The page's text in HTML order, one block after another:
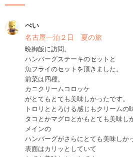
ぺい
名古屋一泊２日 夏の旅
晩御飯に訪問。
ハンバーグステーキのセットと
魚フライのセットを頂きました。
前菜は四種。
カニクリームコロッケ
がとてもとても美味しかったです。
トロリととろける感じもクリームの
タコとかマグロとかもとても美味し
メインの
ハンバーグがさらにとても美味しか
表面はカリッとしていて